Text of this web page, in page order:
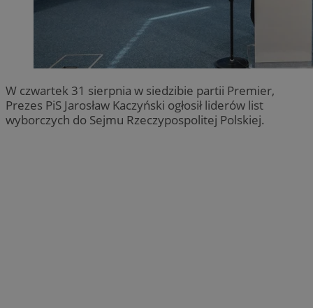
W czwartek 31 sierpnia w siedzibie partii Premier,
Prezes PiS Jarosław Kaczyński ogłosił liderów list
wyborczych do Sejmu Rzeczypospolitej Polskiej.